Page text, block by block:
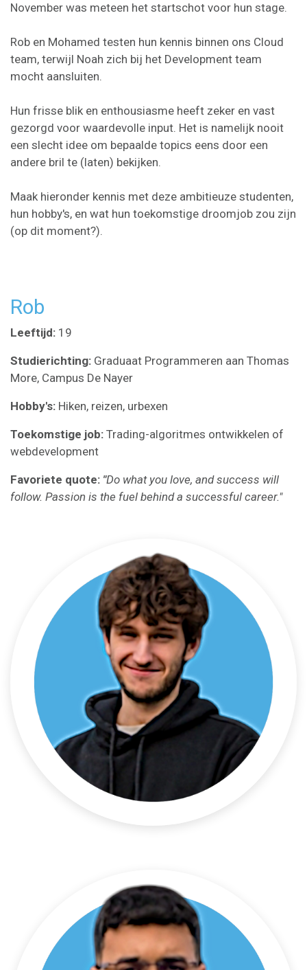
November was meteen het startschot voor hun stage.
Rob en Mohamed testen hun kennis binnen ons Cloud
team, terwijl Noah zich bij het Development team
mocht aansluiten.
Hun frisse blik en enthousiasme heeft zeker en vast
gezorgd voor waardevolle input. Het is namelijk nooit
een slecht idee om bepaalde topics eens door een
andere bril te (laten) bekijken.
Maak hieronder kennis met deze ambitieuze studenten,
hun hobby's, en wat hun toekomstige droomjob zou zijn
(op dit moment?).
Rob
Leeftijd: 19
Studierichting: Graduaat Programmeren aan Thomas
More, Campus De Nayer
Hobby's: Hiken, reizen, urbexen
Toekomstige job: Trading-algoritmes ontwikkelen of
webdevelopment
Favoriete quote: "Do what you love, and success will
follow. Passion is the fuel behind a successful career."